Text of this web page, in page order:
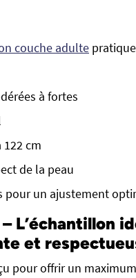
couche adulte
à fortes
cm
de la peau
pour un ajustement
L’échantillon
et
pour offrir un